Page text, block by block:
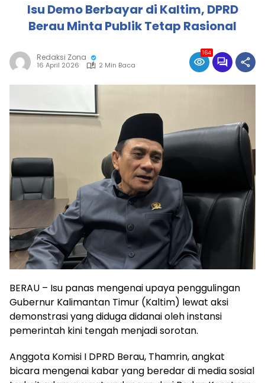
Isu Demo Berbayar di Kaltim, DPRD
Berau Minta Publik Tetap Rasional
Redaksi Zona
16 April 2026 2 Min Baca
164
BERAU – Isu panas mengenai upaya penggulingan
Gubernur Kalimantan Timur (Kaltim) lewat aksi
demonstrasi yang diduga didanai oleh instansi
pemerintah kini tengah menjadi sorotan.
Anggota Komisi I DPRD Berau, Thamrin, angkat
bicara mengenai kabar yang beredar di media sosial